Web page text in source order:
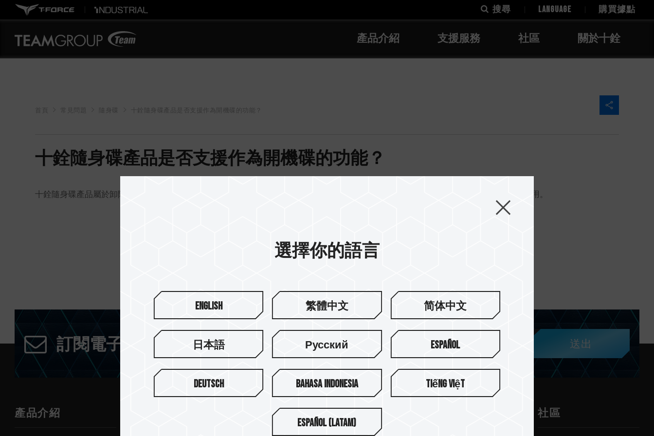
搜尋 LANGUAGE 購買據點
產品介紹 支援服務 社區 關於十銓
常見問題 隨身碟 十銓隨身碟產品是否支援作為開機碟的功能？
十銓隨身碟產品是否支援作為開機碟的功能？
十銓隨身碟產品屬於卸除式儲存裝置，目前並不支援作為開機碟的功能。此為特殊應用，可能造成隨身碟損壞，因此不建議作為開機碟使用。
回到列表
訂閱電子報 送出
產品介紹 關於十銓 社區
選擇你的語言
English 繁體中文 简体中文
日本語 Русский Español
Deutsch Bahasa Indonesia Tiếng Việt
Español (Latam)